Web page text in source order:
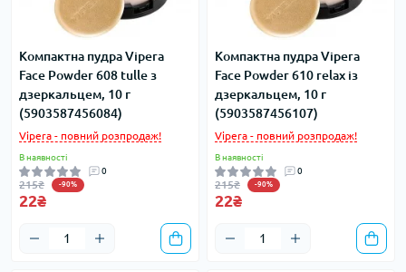
Компактна пудра Vipera
Face Powder 608 tulle з
дзеркальцем, 10 г
(5903587456084)
Vipera - повний розпродаж!
В наявності
0
215₴ -90%
22₴
Компактна пудра Vipera
Face Powder 610 relax із
дзеркальцем, 10 г
(5903587456107)
Vipera - повний розпродаж!
В наявності
0
215₴ -90%
22₴